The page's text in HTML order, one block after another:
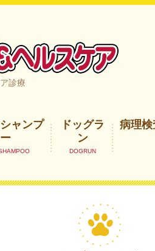
市
診療
ャンプ
ー
ドッグラ
ン
病理